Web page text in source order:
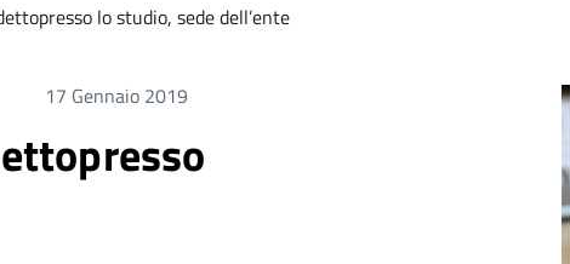
lo studio, sede dell’ente
17 Gennaio 2019